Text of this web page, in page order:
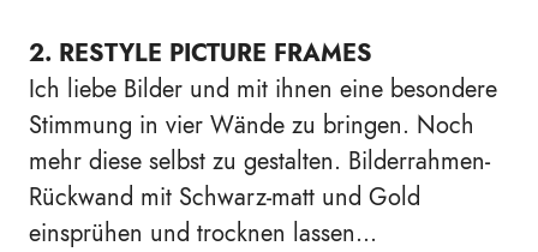
2. RESTYLE PICTURE FRAMES
Ich liebe Bilder und mit ihnen eine besondere
Stimmung in vier Wände zu bringen. Noch
mehr diese selbst zu gestalten. Bilderrahmen-
Rückwand mit Schwarz-matt und Gold
einsprühen und trocknen lassen...